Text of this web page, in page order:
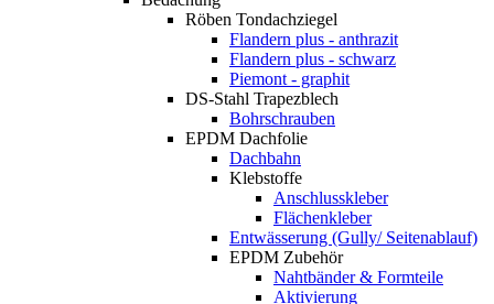
Röben Tondachziegel
Flandern plus - anthrazit
Flandern plus - schwarz
Piemont - graphit
DS-Stahl Trapezblech
Bohrschrauben
EPDM Dachfolie
Dachbahn
Klebstoffe
Anschlusskleber
Flächenkleber
Entwässerung (Gully/ Seitenablauf)
EPDM Zubehör
Nahtbänder & Formteile
Aktivierung